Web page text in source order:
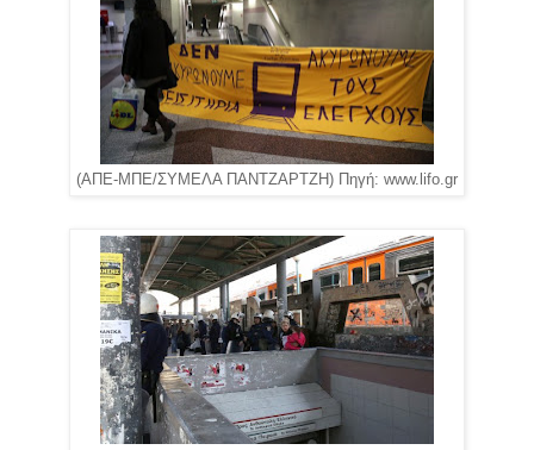
(ΑΠΕ-ΜΠΕ/ΣΥΜΕΛΑ ΠΑΝΤΖΑΡΤΖΗ) Πηγή: www.lifo.gr